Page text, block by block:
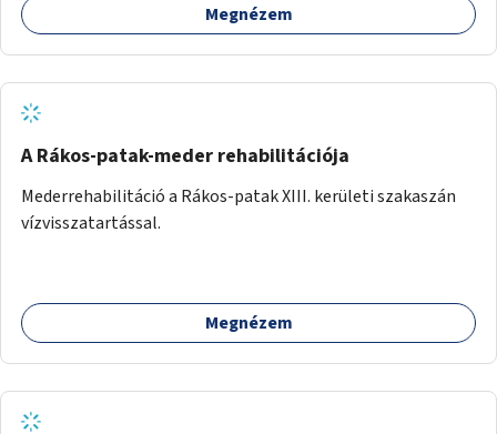
Megnézem
A Rákos-patak-meder rehabilitációja
Mederrehabilitáció a Rákos-patak XIII. kerületi szakaszán
vízvisszatartással.
Megnézem